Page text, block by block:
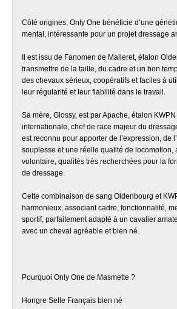
Côté origines, Only One bénéficie d’une
mental, intéressante pour un projet dressage
Il est issu de Fanomen de Malleret, étalon
transmettre de la taille, du cadre et un bon
des chevaux sérieux, coopératifs et faciles à
leur régularité et leur fiabilité dans le travail.
Sa mère, Glossy, est par Apache, étalon
internationale, chef de race majeur du
est reconnu pour apporter de l’expression, de
souplesse et une réelle qualité de locomotion,
volontaire, qualités très recherchées pour la
de dressage.
Cette combinaison de sang Oldenbourg et
harmonieux, associant cadre, fonctionnalité,
sportif, parfaitement adapté à un cavalier
avec un cheval agréable et bien né.
Pourquoi Only One de Masmette ?
Hongre Selle Français bien né